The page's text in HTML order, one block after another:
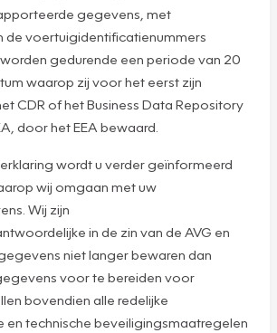
gegevens, met
de voertuigidentificatienummers
worden gedurende een periode van 20
waarop zij voor het eerst zijn
CDR of het Business Data Repository
door het EEA bewaard.
wordt u verder geïnformeerd
wij omgaan met uw
Wij zijn
in de zin van de AVG en
niet langer bewaren dan
voor te bereiden voor
bovendien alle redelijke
en technische beveiligingsmaatregelen